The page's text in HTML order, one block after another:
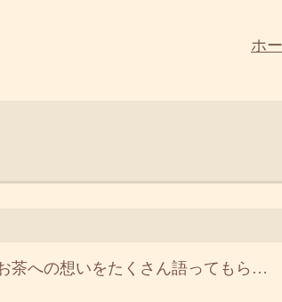
ホ
茶への想いをたくさん語ってもら…